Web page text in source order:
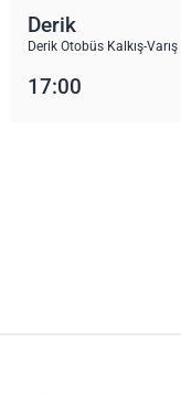
Derik
Derik Otobüs Kalkış-Varış
17:00